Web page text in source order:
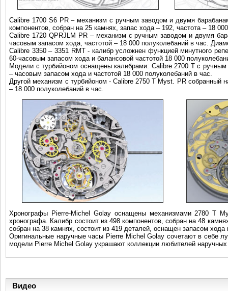
Calibre 1700 S6 PR – механизм с ручным заводом и двумя
компонентов, собран на 25 камнях, запас хода – 192, частота – 18
Calibre 1720 QPRJLM PR – механизм с ручным заводом и двумя
часовым запасом хода, частотой – 18 000 полуколебаний в час.
Calibre 3350 – 3351 RMT - калибр усложнен функцией минутного
60-часовым запасом хода и балансовой частотой 18 000
Модели с турбийоном оснащены калибрами: Calibre 2700 T с
– часовым запасом хода и частотой 18 000 полуколебаний в час.
Другой механизм с турбийоном - Calibre 2750 T Myst. PR собранный
– 18 000 полуколебаний в час.
Хронографы Pierre-Michel Golay оснащены механизмами 2780 T
хронографа. Калибр состоит из 498 компонентов, собран на 48
собран на 38 камнях, состоит из 419 деталей, оснащен запасом хода
Оригинальные наручные часы Pierre Michel Golay сочетают в себе
модели Pierre Michel Golay украшают коллекции любителей
Видео